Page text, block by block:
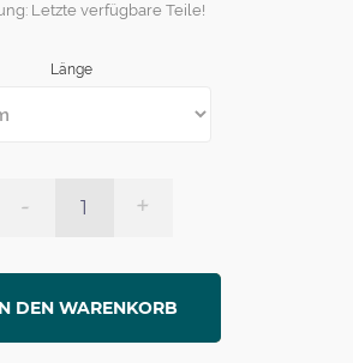
Letzte verfügbare Teile!
Länge
- +
DEN WARENKORB